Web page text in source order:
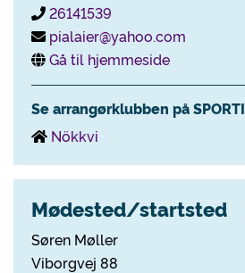
26141539
pialaier@yahoo.com
Gå til hjemmeside
Se arrangørklubben på SPORTI
Nökkvi
Mødested/startsted
Søren Møller
Viborgvej 88